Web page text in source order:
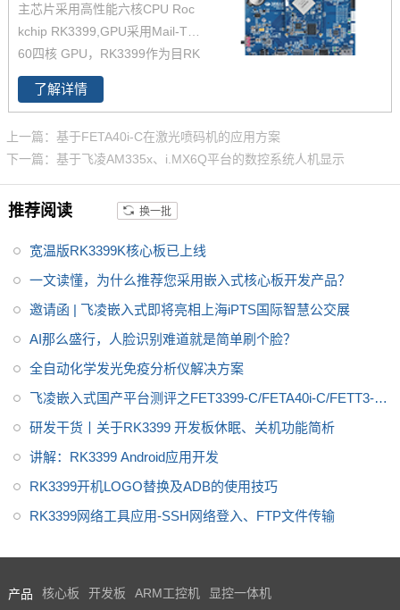
RK3399系列核心板有兴趣，欢
迎咨询了解。
主芯片采用高性能六核CPU Roc
kchip RK3399,GPU采用Mail-T8
60四核 GPU，RK3399作为目RK
产品线中低功耗、高性能的代
表，可满足人脸识别设备、机器
用。飞凌RK3399开发板在整体
性能、功耗及核心面积做了大幅
度优化，更加满足工业设计需
求。飞凌RK3399开发板为进一
了底板原理图，并提供了RK339
9用户手册、芯片手册，加上优质
到上市时间缩短。
了解详情
上一篇：基于FETA40i-C在激光喷码机的应用方案
下一篇：基于飞凌AM335x、i.MX6Q平台的数控系统人机显示
推荐阅读 换一批
宽温版RK3399K核心板已上线
一文读懂，为什么推荐您采用嵌入式核心板开发产品？
邀请函 | 飞凌嵌入式即将亮相上海iPTS国际智慧公交展
AI那么盛行，人脸识别难道就是简单刷个脸？
全自动化学发光免疫分析仪解决方案
飞凌嵌入式国产平台测评之FET3399-C/FETA40i-C/FETT3-C
核心板
研发干货丨关于RK3399 开发板休眠、关机功能简析
讲解：RK3399 Android应用开发
RK3399开机LOGO替换及ADB的使用技巧
RK3399网络工具应用-SSH网络登入、FTP文件传输
产品 核心板 开发板 ARM工控机 显控一体机